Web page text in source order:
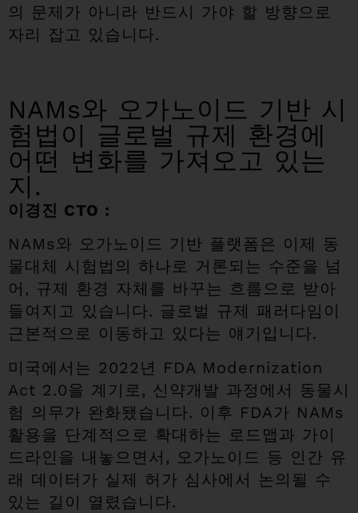
의 문제가 아니라 반드시 가야 할 방향으로
자리 잡고 있습니다.
NAMs와 오가노이드 기반 시
험법이 글로벌 규제 환경에
어떤 변화를 가져오고 있는
지.
이경진 CTO :
NAMs와 오가노이드 기반 플랫폼은 이제 동
물대체 시험법의 하나로 거론되는 수준을 넘
어, 규제 환경 자체를 바꾸는 흐름으로 받아
들여지고 있습니다. 글로벌 규제 패러다임이
근본적으로 이동하고 있다는 얘기입니다.
미국에서는 2022년 FDA Modernization
Act 2.0을 계기로, 신약개발 과정에서 동물시
험 의무가 완화됐습니다. 이후 FDA가 NAMs
활용을 단계적으로 확대하는 로드맵과 가이
드라인을 내놓으면서, 오가노이드 등 인간 유
래 데이터가 실제 허가 심사에서 논의될 수
있는 길이 열렸습니다.